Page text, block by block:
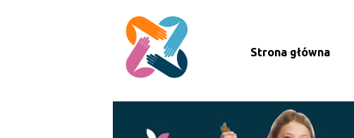
Strona główna